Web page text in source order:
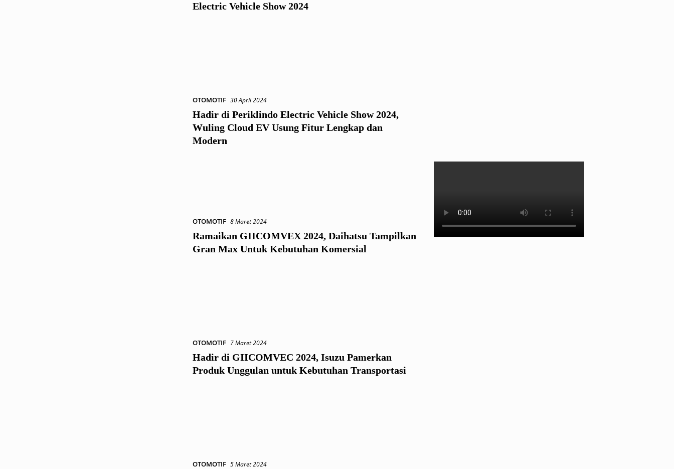
Electric Vehicle Show 2024
OTOMOTIF 30 April 2024
Hadir di Periklindo Electric Vehicle Show 2024,
Wuling Cloud EV Usung Fitur Lengkap dan
Modern
OTOMOTIF 8 Maret 2024
Ramaikan GIICOMVEX 2024, Daihatsu Tampilkan
Gran Max Untuk Kebutuhan Komersial
OTOMOTIF 7 Maret 2024
Hadir di GIICOMVEC 2024, Isuzu Pamerkan
Produk Unggulan untuk Kebutuhan Transportasi
OTOMOTIF 5 Maret 2024